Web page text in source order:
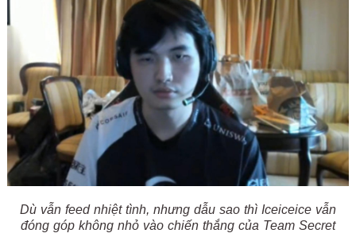
Dù vẫn feed nhiệt tình, nhưng dẫu sao thì Iceiceice vẫn
đóng góp không nhỏ vào chiến thắng của Team Secret